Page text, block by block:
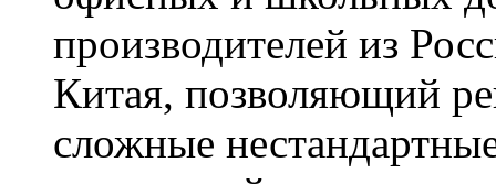
производителей из
Китая, позволяющий
сложные